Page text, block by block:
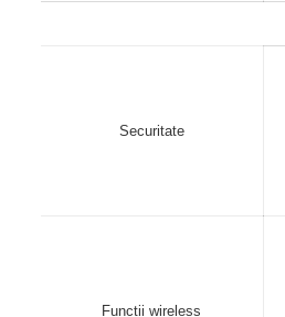
Securitate
Functii wireless